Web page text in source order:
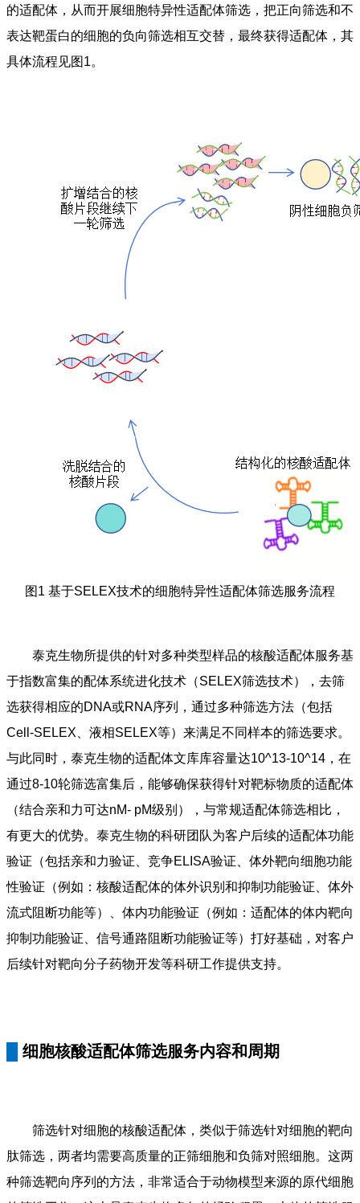
的适配体，从而开展细胞特异性适配体筛选，把正向筛选和不
表达靶蛋白的细胞的负向筛选相互交替，最终获得适配体，其
具体流程见图1。
图1 基于SELEX技术的细胞特异性适配体筛选服务流程
泰克生物所提供的针对多种类型样品的核酸适配体服务基
于指数富集的配体系统进化技术（SELEX筛选技术），去筛
选获得相应的DNA或RNA序列，通过多种筛选方法（包括
Cell-SELEX、液相SELEX等）来满足不同样本的筛选要求。
与此同时，泰克生物的适配体文库库容量达10^13-10^14，在
通过8-10轮筛选富集后，能够确保获得针对靶标物质的适配体
（结合亲和力可达nM- pM级别），与常规适配体筛选相比，
有更大的优势。泰克生物的科研团队为客户后续的适配体功能
验证（包括亲和力验证、竞争ELISA验证、体外靶向细胞功能
性验证（例如：核酸适配体的体外识别和抑制功能验证、体外
流式阻断功能等）、体内功能验证（例如：适配体的体内靶向
抑制功能验证、信号通路阻断功能验证等）打好基础，对客户
后续针对靶向分子药物开发等科研工作提供支持。
细胞核酸适配体筛选服务内容和周期
筛选针对细胞的核酸适配体，类似于筛选针对细胞的靶向
肽筛选，两者均需要高质量的正筛细胞和负筛对照细胞。这两
种筛选靶向序列的方法，非常适合于动物模型来源的原代细胞